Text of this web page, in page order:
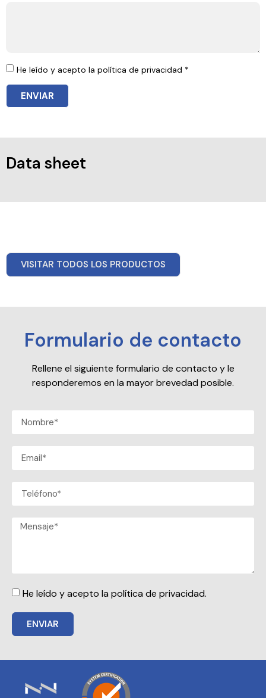
He leído y acepto la política de privacidad *
ENVIAR
Data sheet
VISITAR TODOS LOS PRODUCTOS
Formulario de contacto
Rellene el siguiente formulario de contacto y le
responderemos en la mayor brevedad posible.
He leído y acepto la política de privacidad.
ENVIAR